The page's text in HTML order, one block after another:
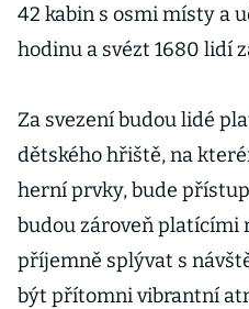
42 kabin s osmi místy a
hodinu a svézt 1680 lidí
Za svezení budou lidé
dětského hřiště, na
herní prvky, bude
budou zároveň platícími
příjemně splývat s
být přítomni vibrantní